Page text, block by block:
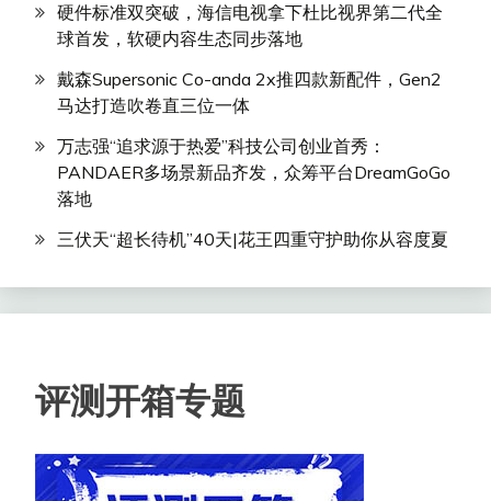
硬件标准双突破，海信电视拿下杜比视界第二代全
球首发，软硬内容生态同步落地
戴森Supersonic Co-anda 2x推四款新配件，Gen2
马达打造吹卷直三位一体
万志强“追求源于热爱”科技公司创业首秀：
PANDAER多场景新品齐发，众筹平台DreamGoGo
落地
三伏天“超长待机”40天|花王四重守护助你从容度夏
评测开箱专题